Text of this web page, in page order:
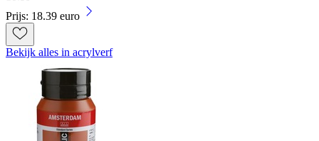
Prijs: 18.39 euro
Bekijk alles in acrylverf